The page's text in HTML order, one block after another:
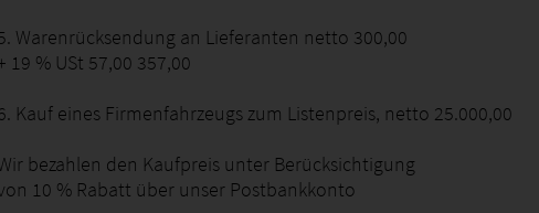
Warenrücksendung an Lieferanten netto 300,00
19 % USt 57,00 357,00
Kauf eines Firmenfahrzeugs zum Listenpreis, netto 25.000,00
bezahlen den Kaufpreis unter Berücksichtigung
10 % Rabatt über unser Postbankkonto